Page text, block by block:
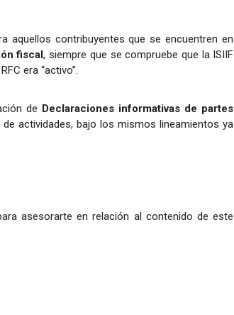
aquellos contribuyentes que se encuentren en
fiscal, siempre que se compruebe que la ISIIF
era “activo”.
de Declaraciones informativas de partes
actividades, bajo los mismos lineamientos ya
asesorarte en relación al contenido de este